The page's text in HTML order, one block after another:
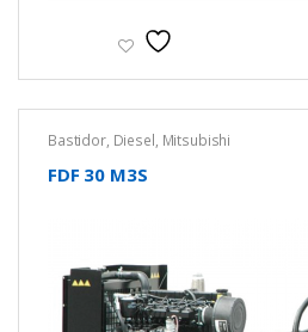
Bastidor, Diesel, Mitsubishi
FDF 30 M3S